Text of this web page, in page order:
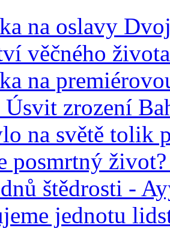
na oslavy
věčného života
na
Úsvit zrození
na světě tolik
posmrtný
štědrosti -
jednotu